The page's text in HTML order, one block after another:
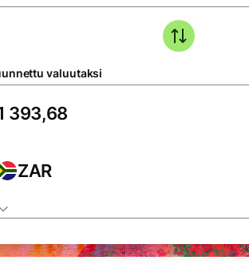
valuutaksi
ZAR